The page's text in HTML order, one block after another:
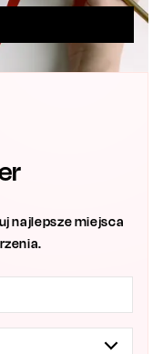
najlepsze miejsca